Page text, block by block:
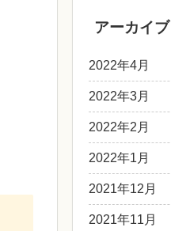
アーカイブ
2022年4月
2022年3月
2022年2月
2022年1月
2021年12月
2021年11月